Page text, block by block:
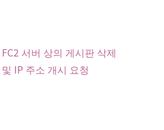
FC2 서버 상의 게시판 삭제
및 IP 주소 개시 요청